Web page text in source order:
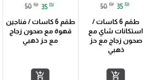
50 ₪ 35 ₪
طقم 6 كاسات /
استكانات شاي مع
صحون زجاج مع حز
ذهبي
add_shopping_cart
50 ₪ 35 ₪
طقم 6 كاسات / فناجين
قهوة مع صحون زجاج
مع حز ذهبي
add_shopping_cart